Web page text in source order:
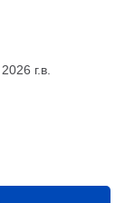
2026 г.в.